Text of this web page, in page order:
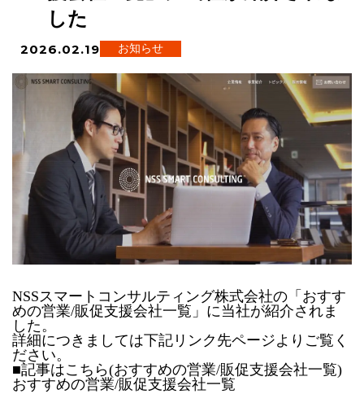
した
2026.02.19 お知らせ
NSSスマートコンサルティング株式会社の「 おすす
めの営業/販促支援会社一覧 」に当社が紹介されま
した。
詳細につきましては下記リンク先ページよりご覧く
ださい。
■記事はこちら(おすすめの営業/販促支援会社一覧)
おすすめの営業/販促支援会社一覧